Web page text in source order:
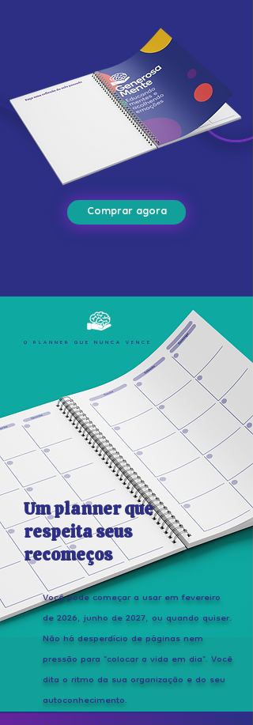
Comprar agora
O PLANNER QUE NUNCA VENCE
Um planner que
respeita seus
recomeços
Você pode começar a usar em fevereiro
de 2026, junho de 2027, ou quando quiser.
Não há desperdício de páginas nem
pressão para "colocar a vida em dia". Você
dita o ritmo da sua organização e do seu
autoconhecimento.